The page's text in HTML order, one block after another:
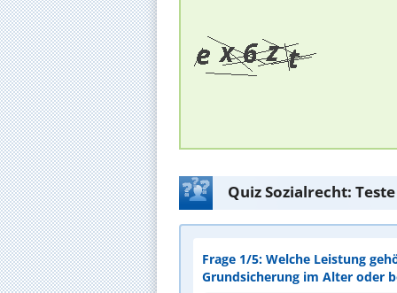
Quiz Sozialrecht:
Frage 1/5: Welche Leistung
Grundsicherung im Alter oder